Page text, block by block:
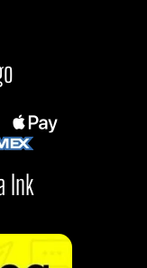
Ink